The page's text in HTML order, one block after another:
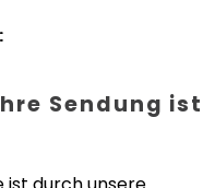
Sendung ist